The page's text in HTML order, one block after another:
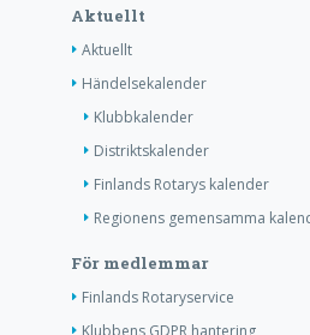
Aktuellt
Aktuellt
Händelsekalender
Klubbkalender
Distriktskalender
Finlands Rotarys kalender
Regionens gemensamma
För medlemmar
Finlands Rotaryservice